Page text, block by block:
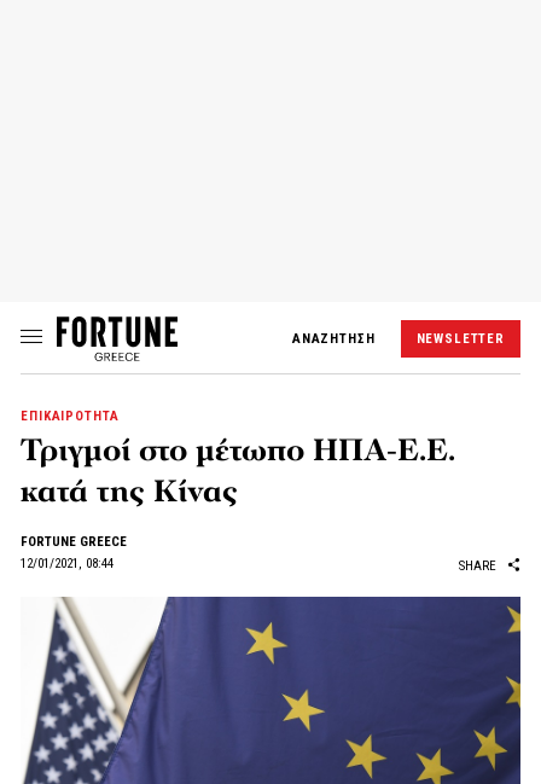
ΑΝΑΖΗΤΗΣΗ NEWSLETTER
ΕΠΙΚΑΙΡΟΤΗΤΑ
Τριγμοί στο μέτωπο ΗΠΑ-Ε.Ε.
κατά της Κίνας
FORTUNE GREECE
12/01/2021, 08:44
SHARE